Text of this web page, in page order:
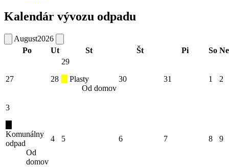
Kalendár vývozu odpadu
August2026
Po
Ut St Št Pi So Ne
27 28
29
Plasty
Od domov
30 31 1 2
3
Komunálny
odpad
Od
domov
4 5 6 7 8 9